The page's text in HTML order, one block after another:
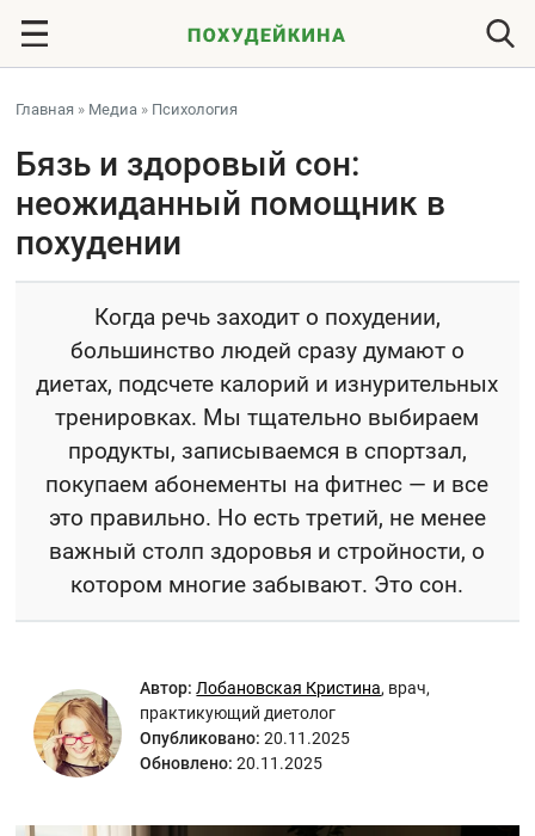
Главная » Медиа » Психология
Бязь и здоровый сон:
неожиданный помощник в
похудении
Когда речь заходит о похудении,
большинство людей сразу думают о
диетах, подсчете калорий и изнурительных
тренировках. Мы тщательно выбираем
продукты, записываемся в спортзал,
покупаем абонементы на фитнес — и все
это правильно. Но есть третий, не менее
важный столп здоровья и стройности, о
котором многие забывают. Это сон.
Автор: Лобановская Кристина, врач,
практикующий диетолог
Опубликовано: 20.11.2025
Обновлено: 20.11.2025